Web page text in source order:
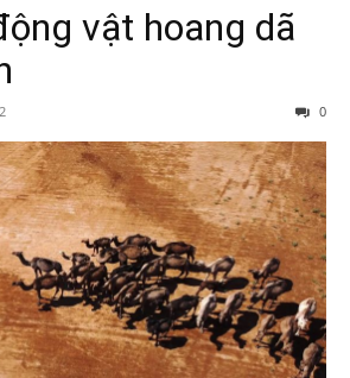
vật hoang dã
0